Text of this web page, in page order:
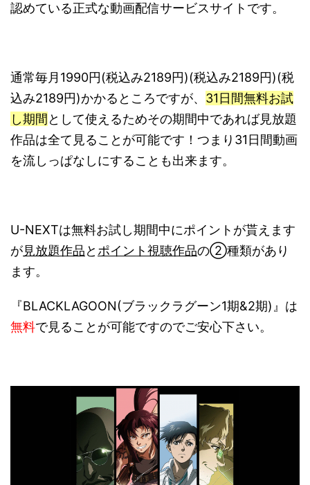
認めている正式な動画配信サービスサイトです。
通常毎月1990円(税込み2189円)(税込み2189円)(税
込み2189円)かかるところですが、 31日間無料お試
し期間 として使えるためその期間中であれば見放題
作品は全て見ることが可能です！つまり31日間動画
を流しっぱなしにすることも出来ます。
U-NEXTは無料お試し期間中にポイントが貰えます
が見放題作品とポイント視聴作品の②種類があり
ます。
『BLACKLAGOON(ブラックラグーン1期&2期)』は
無料で見ることが可能ですのでご安心下さい。